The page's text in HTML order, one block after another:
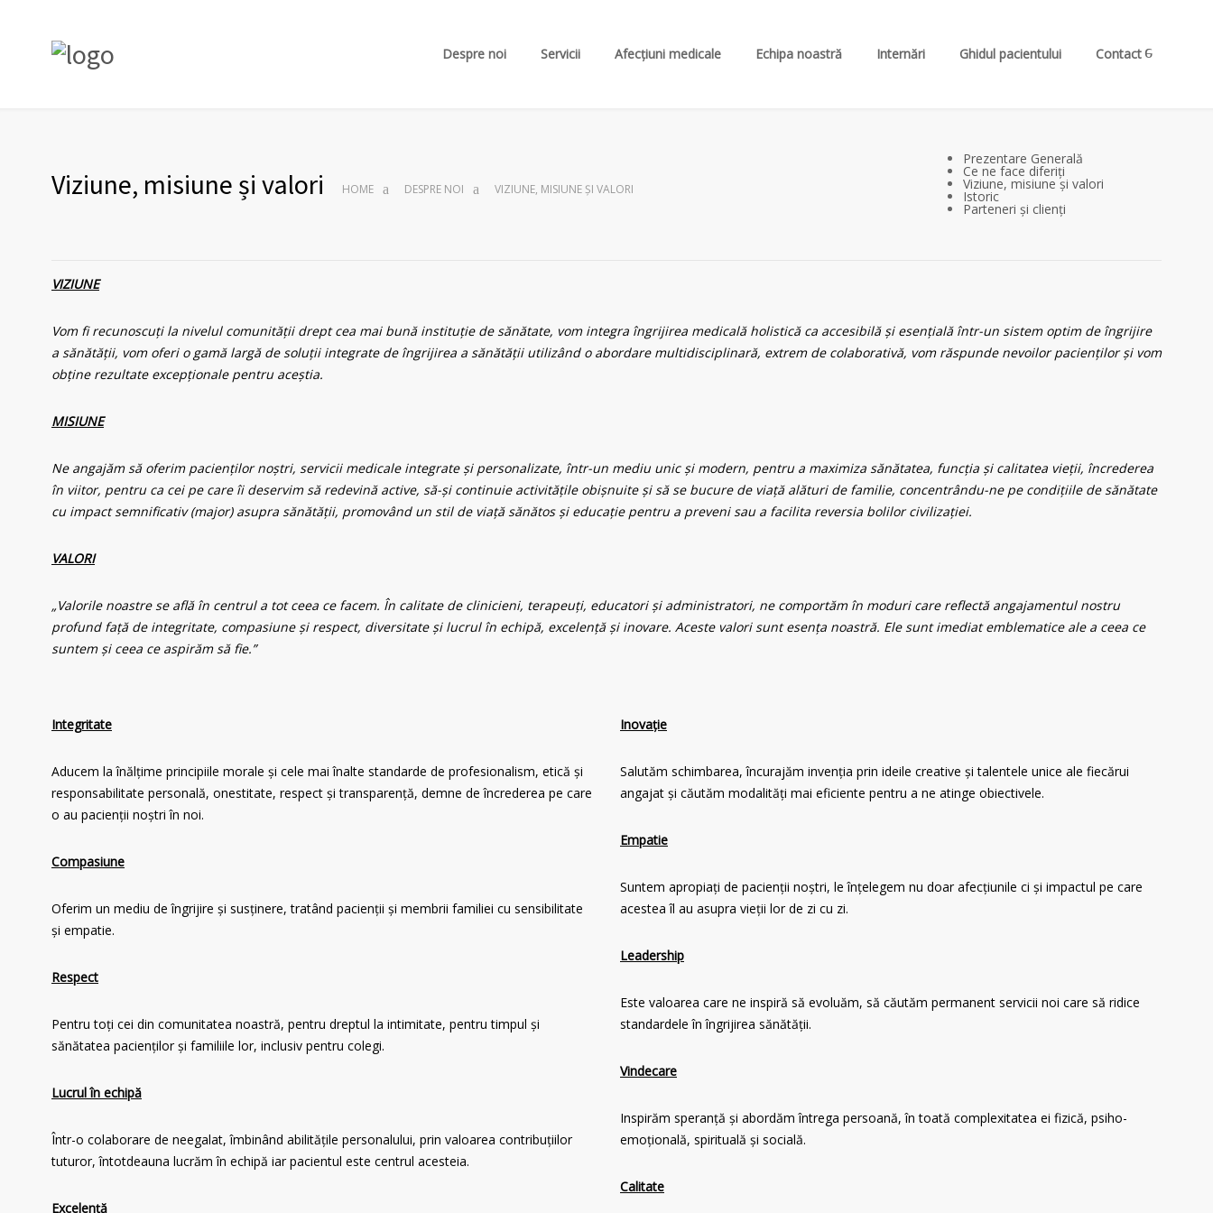
Despre noi Servicii Afecțiuni medicale Echipa noastră Internări Ghidul pacientului Contact
Viziune, misiune și valori HOME DESPRE NOI VIZIUNE, MISIUNE ȘI VALORI
Prezentare Generală
Ce ne face diferiți
Viziune, misiune și valori
Istoric
Parteneri și clienți
VIZIUNE
Vom fi recunoscuți la nivelul comunității drept cea mai bună instituție de sănătate, vom integra îngrijirea medicală holistică ca accesibilă și esențială într-un sistem optim de îngrijire
a sănătății, vom oferi o gamă largă de soluții integrate de îngrijirea a sănătății utilizând o abordare multidisciplinară, extrem de colaborativă, vom răspunde nevoilor pacienților și vom
obține rezultate excepționale pentru aceștia.
MISIUNE
Ne angajăm să oferim pacienților noștri, servicii medicale integrate și personalizate, într-un mediu unic și modern, pentru a maximiza sănătatea, funcția și calitatea vieții, încrederea
în viitor, pentru ca cei pe care îi deservim să redevină active, să-și continuie activitățile obișnuite și să se bucure de viață alături de familie, concentrându-ne pe condițiile de sănătate
cu impact semnificativ (major) asupra sănătății, promovând un stil de viață sănătos și educație pentru a preveni sau a facilita reversia bolilor civilizației.
VALORI
„Valorile noastre se află în centrul a tot ceea ce facem. În calitate de clinicieni, terapeuți, educatori și administratori, ne comportăm în moduri care reflectă angajamentul nostru
profund față de integritate, compasiune și respect, diversitate și lucrul în echipă, excelență și inovare. Aceste valori sunt esența noastră. Ele sunt imediat emblematice ale a ceea ce
suntem și ceea ce aspirăm să fie.”
Integritate
Aducem la înălțime principiile morale și cele mai înalte standarde de profesionalism, etică și
responsabilitate personală, onestitate, respect și transparență, demne de încrederea pe care
o au pacienții noștri în noi.
Compasiune
Oferim un mediu de îngrijire și susținere, tratând pacienții și membrii familiei cu sensibilitate
și empatie.
Respect
Pentru toți cei din comunitatea noastră, pentru dreptul la intimitate, pentru timpul și
sănătatea pacienților și familiile lor, inclusiv pentru colegi.
Lucrul în echipă
Într-o colaborare de neegalat, îmbinând abilitățile personalului, prin valoarea contribuțiilor
tuturor, întotdeauna lucrăm în echipă iar pacientul este centrul acesteia.
Excelență
Inovație
Salutăm schimbarea, încurajăm invenția prin ideile creative și talentele unice ale fiecărui
angajat și căutăm modalități mai eficiente pentru a ne atinge obiectivele.
Empatie
Suntem apropiați de pacienții noștri, le înțelegem nu doar afecțiunile ci și impactul pe care
acestea îl au asupra vieții lor de zi cu zi.
Leadership
Este valoarea care ne inspiră să evoluăm, să căutăm permanent servicii noi care să ridice
standardele în îngrijirea sănătății.
Vindecare
Inspirăm speranță și abordăm întrega persoană, în toată complexitatea ei fizică, psiho-
emoțională, spirituală și socială.
Calitate